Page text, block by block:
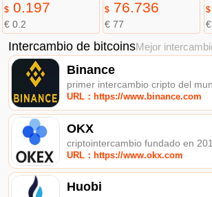
$0.197
€ 0.2
$ 76.736
€ 77
$
Intercambio de bitcoinsMejor
Binance
primer intercambio cripto del
URL：https://www.binance.com
OKX
criptointercambio fundado en
URL：https://www.okx.com
Huobi